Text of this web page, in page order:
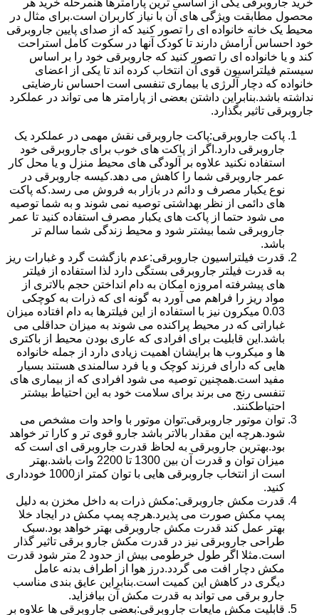
محصول مطابقت ویژگی های آن با نیاز کاربران است.برای مثال در
محیط یک خانه خانواده ای را تصور کنید که از صدای پایین جاروبرقی
خود احساس آرامش دارند تا کودک آنها در سکوت کامل استراحت
کند و یا خانواده ای را تصور کنید که جاروبرقی خود را بر اساس
سیستم فیلتراسیون قوی آن انتخاب کرده اند تا یکی از اعضای
خانواده که دچار آلرژی یا بیماری تنفسی است احساس نارضایتی
نداشته باشد.بنابراین داشتن بعضی از پارامتر ها می تواند در عملکرد
جاروبرقی تاثیر بگذارد.
پاکت جاروبرقی:پاکت جاروبرقی نقش مهمی در عملکرد یک
جاروبرقی دارد.اگر از پاکت های خوب برای جاروبرقی خود
استفاده نکنید علاوه بر آلودگی های محیط منزل و یا محل کار
عمر جاروبرقی شما را کاهش می دهد.کیسه جاروبرقی در
نوع یکبار مصرف و دائم در بازار به فروش می رسد.که پاکت
های دائمی از نظر بهداشتی توصیه نمی شوند و به شما توصیه
می شود حتما از پاکت های یکبار مصرف استفاده کنید تا عمر
جاروبرقی شما بیشتر شود و محیط زندگی شما سالم تر
باشد.
قدرت فیلتراسیون جاروبرقی:عدم بازگشت گرد و غبارات ریز
به قدرت فیلتر جاروبرقی بستگی دارد لذا استفاده از فیلتر
های پیشرفته امروزه امکان به دام انداختن حجم بالاتری از
مواد ریز را فراهم می آورد به گونه ای که ذرات به کوچکی
0.03 میکرون نیز با استفاده از این فیلترها به دام افتاده میزان
غباراتی که در محیط پراکنده می شوند به میزان حداقلی می
باشد.این قابلیت برای افرادی که عاری بودن محیط از باکتری
ها و میکروب ها برایشان اهمیت زیادی دارد از جمله خانواده
هایی که دارای فرزند کوچک و یا فرد سالمندی هستند بسیار
مفید است.همچنین توصیه می شود افرادی که از بیماری های
تنفسی رنج می برند برای سلامت خود به این احتیاط بیشتر
احتیاطکنند.
توان موتور جاروبرقی:توان موتور با واحد وات مشخص می
شود.هرچه این مقدار بالاتر باشد جارو قوی تر و کارا تر خواهد
بود.بهترین جاروبرقی به لحاظ قدرت جاروبرقی ای است که
میزان توان و قدرت آن بین 1300 تا 2200 وات باشد.بهتر
است از انتخاب جاروبرقی هایی با توان کمتر از1000 خودداری
کنید.
قدرت مکش جاروبرقی:مکش ذرات به داخل مخزن به دلیل
پمپ مکش صورت می پذیرد.هرچه پمپ مکش در ایجاد خلا
بهتر عمل کند قدرت مکش جاروبرقی بهتر خواهد بود.سبک
طراحی جاروبرقی نیز در قدرت مکش جارو برقی تاثیر گذار
است.مثلا اگر طول خرطومی بیش از حدود 2 متر شود قدرت
مکش دچار افت می گردد.درز هوا از اطراف بدنه عامل
دیگری در کاهش این کمیت است.بنابراین عایق بندی مناسب
جارو برقی می تواند به قدرت مکش آن بیافزاید.
قابلیت مکش مایعات جاروبرقی:بعضی جاروبرقی ها علاوه بر